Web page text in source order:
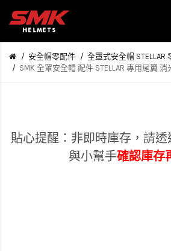
安全帽零配件
全罩式安全帽 STELLAR
SMK 全罩安全帽 配件 STELLAR 專用尾翼 消
貼心提醒：非即時庫存， 請透
與小幫手確認庫存